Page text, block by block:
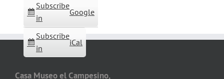
Subscribe
in
Google
Subscribe
in
iCal
Casa Museo el Campesino,